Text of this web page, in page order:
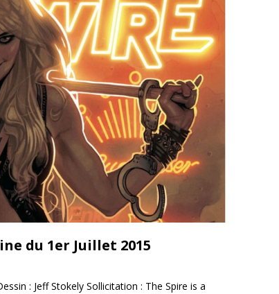
du 1er Juillet 2015
: Jeff Stokely Sollicitation : The Spire is a